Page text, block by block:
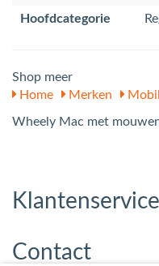
Hoofdcategorie
Shop meer
Home
Merken
Wheely Mac met
Klantenservice
Contact